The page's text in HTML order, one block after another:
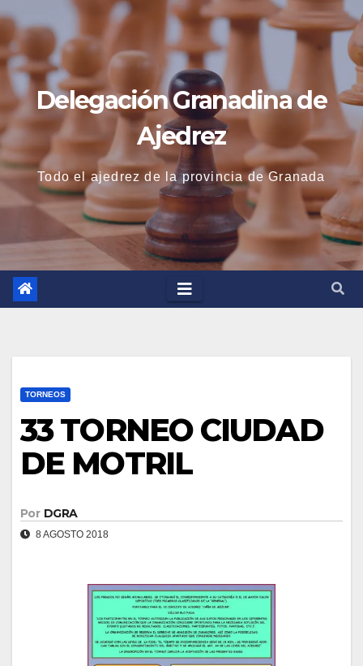
Saltar
contenido
Delegación Granadina de
Ajedrez
Todo el ajedrez de la provincia de Granada
TORNEOS
33 TORNEO CIUDAD
DE MOTRIL
Por DGRA
8 AGOSTO 2018